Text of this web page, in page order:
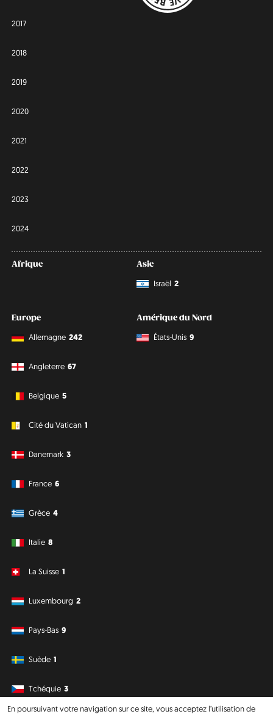
En poursuivant votre navigation sur ce site, vous acceptez l’utilisation de
2017
2018
2019
2020
2021
2022
2023
2024
Afrique
Asie
Israël 2
Europe
Allemagne 242
Angleterre 67
Belgique 5
Cité du Vatican 1
Danemark 3
France 6
Grèce 4
Italie 8
La Suisse 1
Luxembourg 2
Pays-Bas 9
Suède 1
Tchéquie 3
Amérique du Nord
États-Unis 9